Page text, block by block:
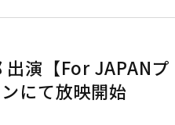
演【For JAPANプ
にて放映開始